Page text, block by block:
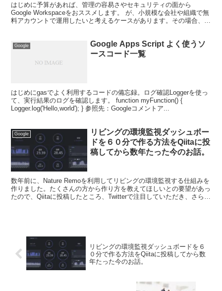
はじめに予算があれば、管理の容易さやセキュリティの面から
Google Workspaceをおススメします。 が、小規模な会社や組織で無
料アカウントで運用したいと考えるケースがあります。その場合、構
Google
Google Apps Script よく使うソ
ースコード一覧
はじめにgasでよく利用するコードの備忘録。ログ確認Loggerを使っ
て、実行結果のログを確認します。 function myFunction() {
Logger.log('Hello,world'); } 参照先：Googleコメントア...
Google
リビングの環境監視ダッシュボー
ドを６０分で作る方法をQiitaに投
稿してから数年たった今のお話。
数年前に、Nature Remoを利用してリビングの環境監視する仕組みを
作りました。たくさんの方から作り方を教えてほしいとの要望があっ
たので、Qiitaに投稿したところ、Twitterで注目していただき、さらに
リビングの環境監視ダッシュボードを６
０分で作る方法をQiitaに投稿してから数
年たった今のお話。